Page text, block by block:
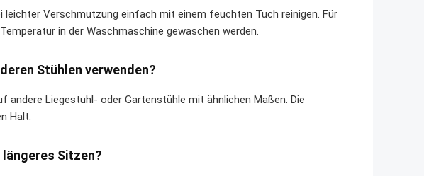
leichter Verschmutzung einfach mit einem feuchten Tuch reinigen. Für
in der Waschmaschine gewaschen werden.
Stühlen verwenden?
andere Liegestuhl- oder Gartenstühle mit ähnlichen Maßen. Die
Halt.
Sitzen?